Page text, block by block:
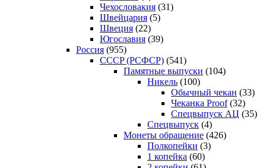
Чехословакия (31)
Швейцария (5)
Швеция (22)
Югославия (39)
Россия (955)
CCCP (РСФСР) (541)
Памятные выпуски (104)
Никель (100)
Обычный чекан (33)
Чеканка Proof(32)
Спецвыпуск АЦ (35)
Спецвыпуск (4)
Монеты обращение (426)
Полкопейки (3)
1 копейка (60)